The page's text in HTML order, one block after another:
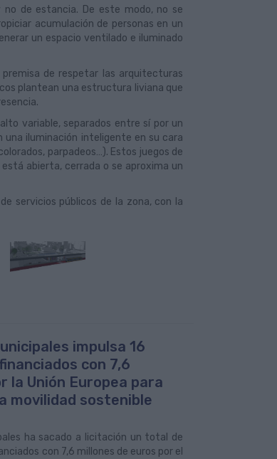
de estancia. De este modo, no se
acumulación de personas en un
un espacio ventilado e iluminado
de respetar las arquitecturas
plantean una estructura liviana que
variable, separados entre sí por un
iluminación inteligente en su cara
parpadeos…). Estos juegos de
abierta, cerrada o se aproxima un
servicios públicos de la zona, con la
impulsa 16
con 7,6
la Unión Europea para
movilidad sostenible
ha sacado a licitación un total de
con 7,6 millones de euros por el